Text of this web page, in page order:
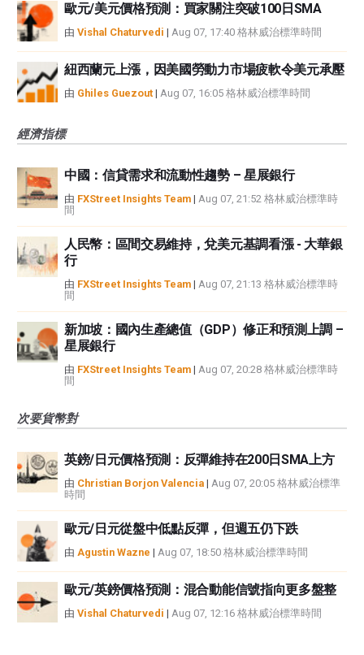
歐元/美元價格預測：買家關注突破100日SMA
由 Vishal Chaturvedi | Aug 07, 17:40 格林威治標準時間
紐西蘭元上漲，因美國勞動力市場疲軟令美元承壓
由 Ghiles Guezout | Aug 07, 16:05 格林威治標準時間
經濟指標
中國：信貸需求和流動性趨勢 – 星展銀行
由 FXStreet Insights Team | Aug 07, 21:52 格林威治標準時
間
人民幣：區間交易維持，兌美元基調看漲 - 大華銀
行
由 FXStreet Insights Team | Aug 07, 21:13 格林威治標準時
間
新加坡：國內生產總值（GDP）修正和預測上調 –
星展銀行
由 FXStreet Insights Team | Aug 07, 20:28 格林威治標準時
間
次要貨幣對
英鎊/日元價格預測：反彈維持在200日SMA上方
由 Christian Borjon Valencia | Aug 07, 20:05 格林威治標準
時間
歐元/日元從盤中低點反彈，但週五仍下跌
由 Agustin Wazne | Aug 07, 18:50 格林威治標準時間
歐元/英鎊價格預測：混合動能信號指向更多盤整
由 Vishal Chaturvedi | Aug 07, 12:16 格林威治標準時間